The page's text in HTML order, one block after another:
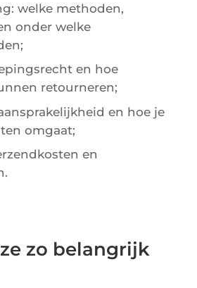
welke methoden,
onder welke
en hoe
retourneren;
en hoe je
omgaat;
en
zo belangrijk